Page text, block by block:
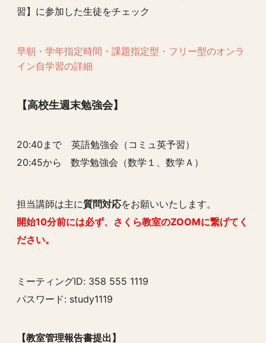
習】に参加した生徒をチェック
早朝・学年指定時間・課題指定型・フリー型のオンラ
イン自学習の詳細
【高校生週末勉強会】
20:40まで 英語勉強会（コミュ英予習）
20:45から 数学勉強会（数学１、数学Ａ）
担当講師は主に質問対応をお願いいたします。
開始10分前には必ず、さくら教室のZOOMに繋げてく
ださい。
ミーティングID: 358 555 1119
パスワード: study1119
【教室管理報告書提出】